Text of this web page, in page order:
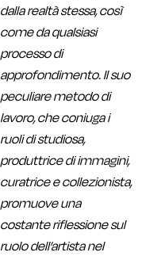
dalla realtà stessa, così
come da qualsiasi
processo di
approfondimento. Il suo
peculiare metodo di
lavoro, che coniuga i
ruoli di studiosa,
produttrice di immagini,
curatrice e collezionista,
promuove una
costante riflessione sul
ruolo dell’artista nel